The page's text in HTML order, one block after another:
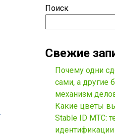
Поиск
Свежие
Почему одни
сами, а другие
механизм
Какие цветы
Stable ID МТС:
идентификации